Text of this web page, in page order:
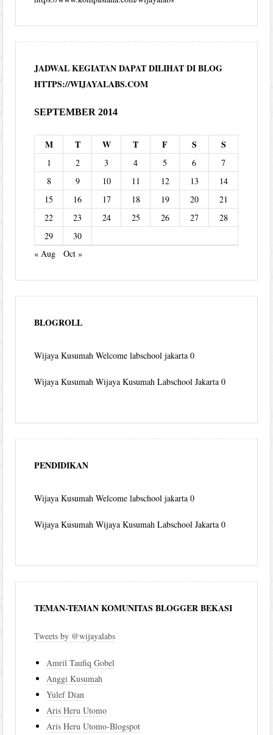
JADWAL KEGIATAN DAPAT DILIHAT DI BLOG
HTTPS://WIJAYALABS.COM
SEPTEMBER 2014
M T W T F S S
1 2 3 4 5 6
7
8
9 10 11 12 13
14
15
16 17 18 19 20
21
22
23 24 25 26 27
28
29
30
« Aug
Oct »
BLOGROLL
Wijaya Kusumah Welcome labschool jakarta 0
Wijaya Kusumah Wijaya Kusumah Labschool Jakarta 0
PENDIDIKAN
Wijaya Kusumah Welcome labschool jakarta 0
Wijaya Kusumah Wijaya Kusumah Labschool Jakarta 0
TEMAN-TEMAN KOMUNITAS BLOGGER BEKASI
Tweets by @wijayalabs
Amril Taufiq Gobel
Anggi Kusumah
Yulef Dian
Aris Heru Utomo
Aris Heru Utomo-Blogspot